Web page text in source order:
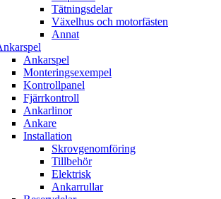
Tätningsdelar
Växelhus och motorfästen
Annat
Ankarspel
Monteringsexempel
Kontrollpanel
Fjärrkontroll
Ankarlinor
Ankare
Installation
Skrovgenomföring
Tillbehör
Elektrisk
Ankarrullar